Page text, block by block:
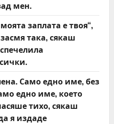
мен.
заплата е твоя“,
така, сякаш
Само едно име, без
едно име, което
тихо, сякаш
я издаде